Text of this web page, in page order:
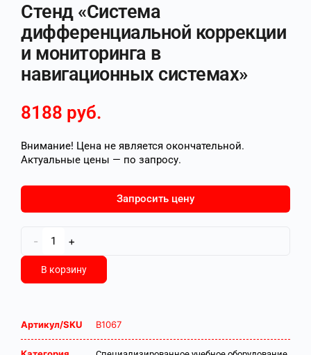
Стенд «Система
дифференциальной коррекции
и мониторинга в
навигационных системах»
8188 руб.
Внимание! Цена не является окончательной.
Актуальные цены — по запросу.
Запросить цену
- +
В корзину
Артикул/SKU В1067